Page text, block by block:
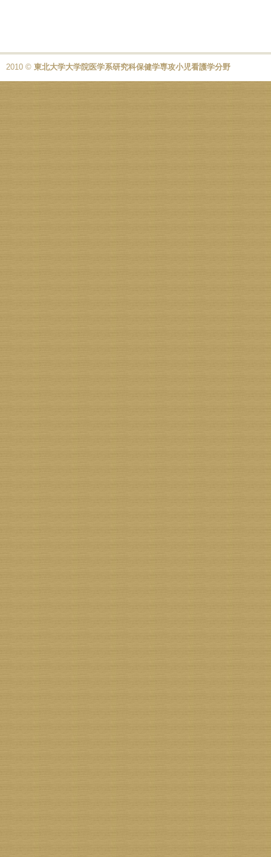
2010 © 東北大学大学院医学系研究科保健学専攻小児看護学分野